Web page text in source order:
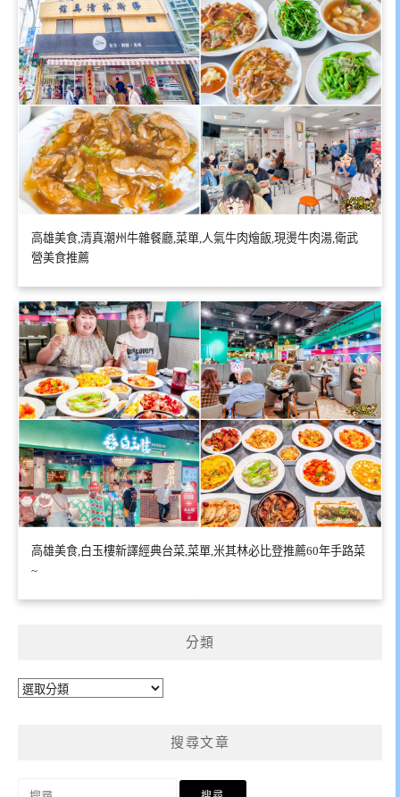
高雄美食,清真潮州牛雜餐廳,菜單,人氣牛肉燴飯,現燙牛肉湯,衛武
營美食推薦
高雄美食,白玉樓新譯經典台菜,菜單,米其林必比登推薦60年手路菜
~
分類
分
搜尋文章